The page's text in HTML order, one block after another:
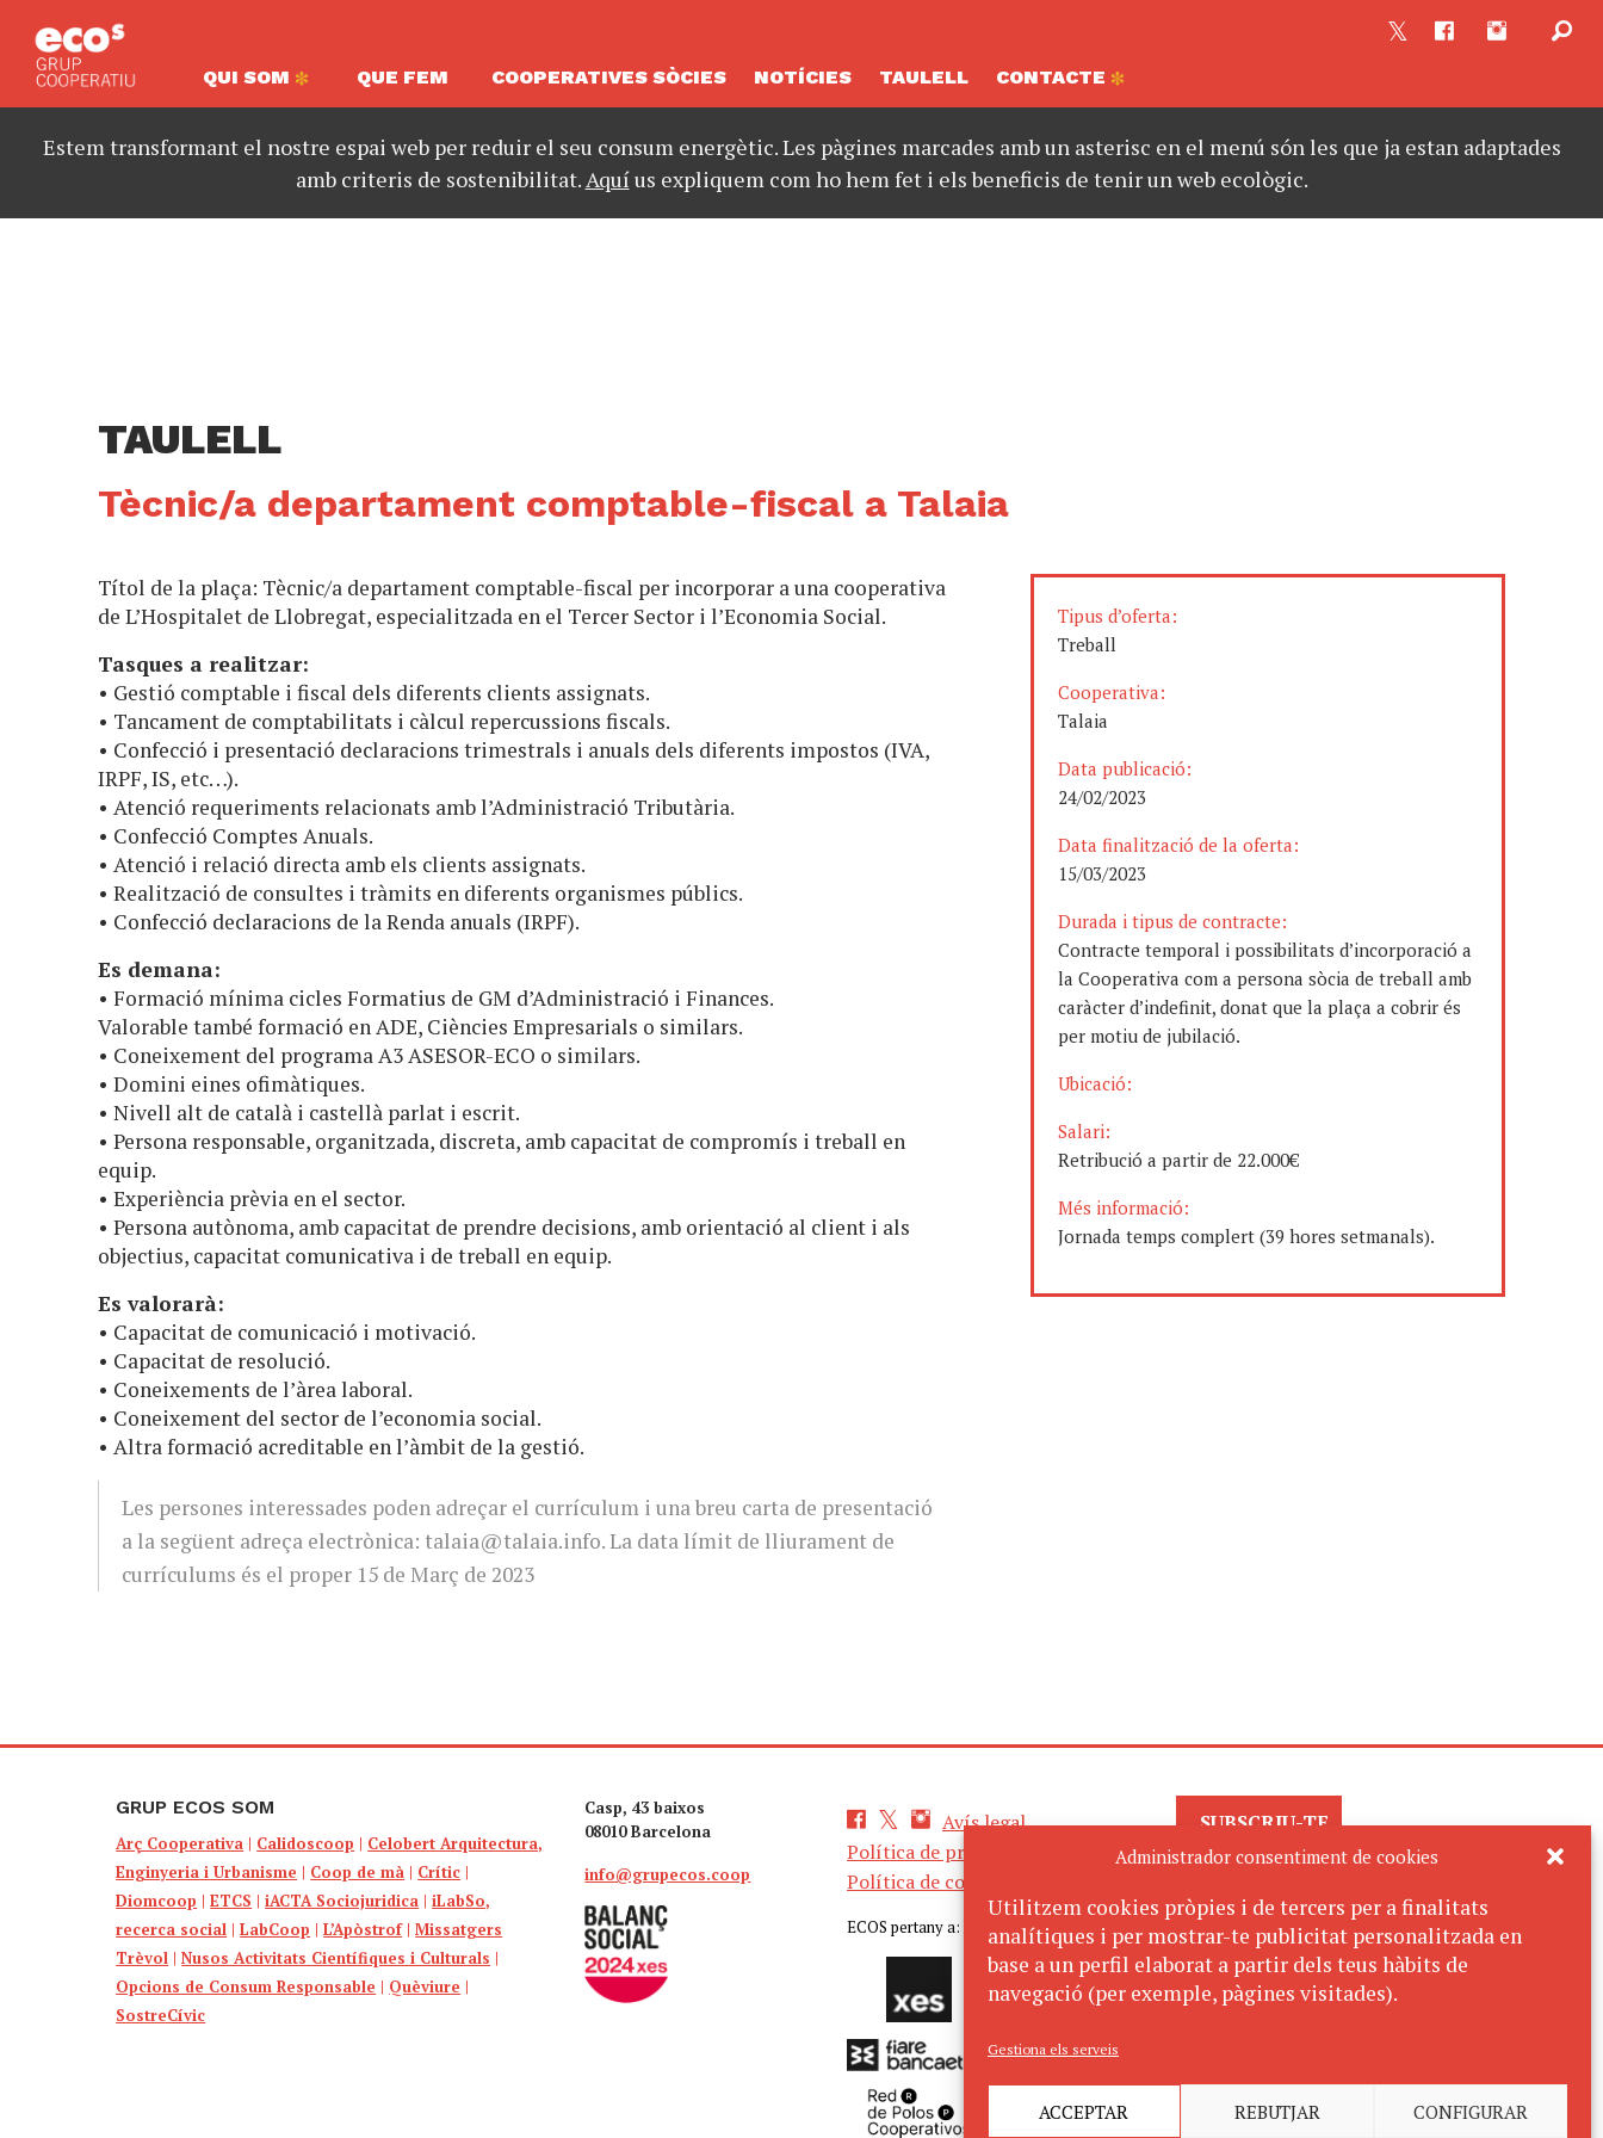
Administrador consentiment de cookies
Utilitzem cookies pròpies i de tercers per a finalitats
analítiques i per mostrar-te publicitat personalitzada en
base a un perfil elaborat a partir dels teus hàbits de
navegació (per exemple, pàgines visitades).
Gestiona els serveis
ACCEPTAR REBUTJAR CONFIGURAR
QUI SOM QUE FEM COOPERATIVES SÒCIES NOTÍCIES TAULELL CONTACTE
Estem transformant el nostre espai web per reduir el seu consum energètic. Les pàgines marcades amb un asterisc en el menú són les que ja estan adaptades
amb criteris de sostenibilitat.Aquíus expliquem com ho hem fet i els beneficis de tenir un web ecològic.
TAULELL
Tècnic/a departament comptable-fiscal a Talaia
Títol de la plaça: Tècnic/a departament comptable-fiscal per incorporar a una cooperativa
de L’Hospitalet de Llobregat, especialitzada en el Tercer Sector i l’Economia Social.
Tasques a realitzar:
• Gestió comptable i fiscal dels diferents clients assignats.
• Tancament de comptabilitats i càlcul repercussions fiscals.
• Confecció i presentació declaracions trimestrals i anuals dels diferents impostos (IVA,
IRPF, IS, etc…).
• Atenció requeriments relacionats amb l’Administració Tributària.
• Confecció Comptes Anuals.
• Atenció i relació directa amb els clients assignats.
• Realització de consultes i tràmits en diferents organismes públics.
• Confecció declaracions de la Renda anuals (IRPF).
Es demana:
• Formació mínima cicles Formatius de GM d’Administració i Finances.
Valorable també formació en ADE, Ciències Empresarials o similars.
• Coneixement del programa A3 ASESOR-ECO o similars.
• Domini eines ofimàtiques.
• Nivell alt de català i castellà parlat i escrit.
• Persona responsable, organitzada, discreta, amb capacitat de compromís i treball en
equip.
• Experiència prèvia en el sector.
• Persona autònoma, amb capacitat de prendre decisions, amb orientació al client i als
objectius, capacitat comunicativa i de treball en equip.
Es valorarà:
• Capacitat de comunicació i motivació.
• Capacitat de resolució.
• Coneixements de l’àrea laboral.
• Coneixement del sector de l’economia social.
• Altra formació acreditable en l’àmbit de la gestió.
Les persones interessades poden adreçar el currículum i una breu carta de presentació
a la següent adreça electrònica: talaia@talaia.info. La data límit de lliurament de
currículums és el proper 15 de Març de 2023
Tipus d’oferta:
Treball
Cooperativa:
Talaia
Data publicació:
24/02/2023
Data finalització de la oferta:
15/03/2023
Durada i tipus de contracte:
Contracte temporal i possibilitats d’incorporació a
la Cooperativa com a persona sòcia de treball amb
caràcter d’indefinit, donat que la plaça a cobrir és
per motiu de jubilació.
Ubicació:
Salari:
Retribució a partir de 22.000€
Més informació:
Jornada temps complert (39 hores setmanals).
GRUP ECOS SOM
Arç Cooperativa | Calidoscoop | Celobert Arquitectura,
Enginyeria i Urbanisme | Coop de mà | Crític |
Diomcoop |ETCS |iACTA Sociojuridica |iLabSo,
recerca social |LabCoop |L’Apòstrof|Missatgers
Trèvol |Nusos Activitats Científiques i Culturals |
Opcions de Consum Responsable | Quèviure |
SostreCívic
Casp, 43 baixos
08010 Barcelona
info@grupecos.coop
Avís legal
Política de privacitat
Política de cookies
SUBSCRIU-TE
AL BUTLLETÍ
ECOS pertany a: